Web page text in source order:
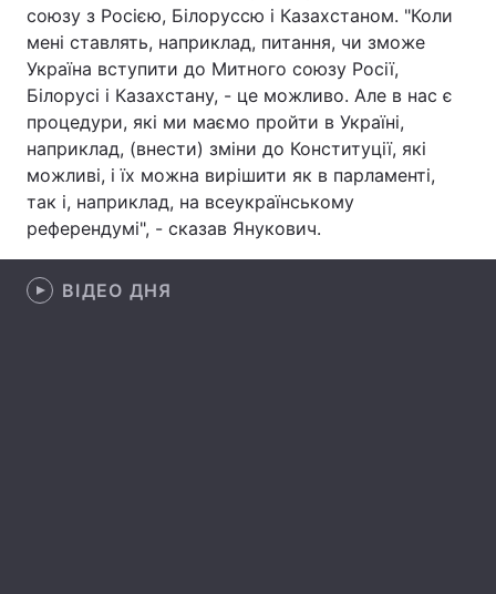
Техно і зв'язок Лайт
Зброя Інциденти
Здоров'я Туризм
Цікавинки Погода
Екологія
союзу з Росією, Білоруссю і Казахстаном. "Коли
мені ставлять, наприклад, питання, чи зможе
Україна вступити до Митного союзу Росії,
Білорусі і Казахстану, - це можливо. Але в нас є
процедури, які ми маємо пройти в Україні,
наприклад, (внести) зміни до Конституції, які
можливі, і їх можна вирішити як в парламенті,
так і, наприклад, на всеукраїнському
референдумі", - сказав Янукович.
ВІДЕО ДНЯ